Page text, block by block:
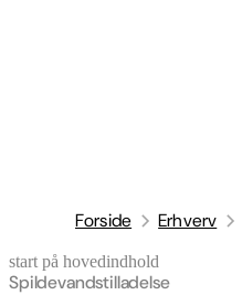
Forside Erhverv
start på hovedindhold
Spildevandstilladelse
senest opdateret 21. april 2026